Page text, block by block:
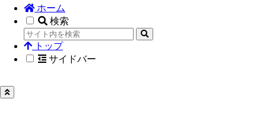
ホーム
検索
トップ
サイドバー